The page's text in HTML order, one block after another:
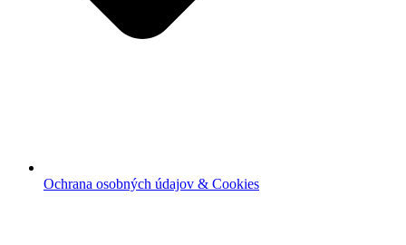
Ochrana osobných údajov & Cookies